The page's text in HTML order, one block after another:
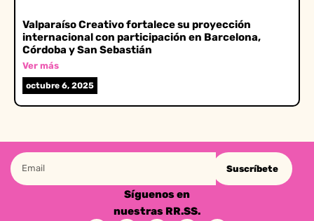
Valparaíso Creativo fortalece su proyección
internacional con participación en Barcelona,
Córdoba y San Sebastián
Ver más
octubre 6, 2025
Suscríbete
Síguenos en
nuestras RR.SS.